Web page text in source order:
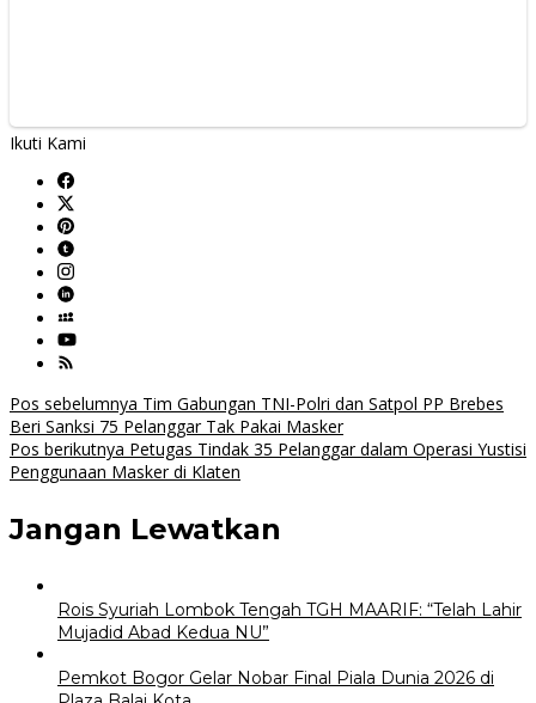
Ikuti Kami
Navigasi
pos
Pos sebelumnya Tim Gabungan TNI-Polri dan Satpol PP Brebes
Beri Sanksi 75 Pelanggar Tak Pakai Masker
Pos berikutnya Petugas Tindak 35 Pelanggar dalam Operasi Yustisi
Penggunaan Masker di Klaten
Jangan Lewatkan
Rois Syuriah Lombok Tengah TGH MAARIF: “Telah Lahir
Mujadid Abad Kedua NU”
Pemkot Bogor Gelar Nobar Final Piala Dunia 2026 di